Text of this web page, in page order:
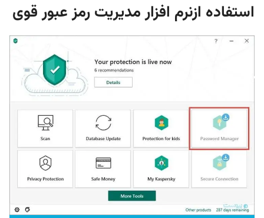
استفاده ازنرم افزار مدیریت رمز عبور قوی